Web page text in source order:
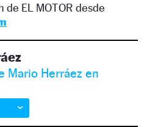
EL MOTOR desde
Mario Herráez en